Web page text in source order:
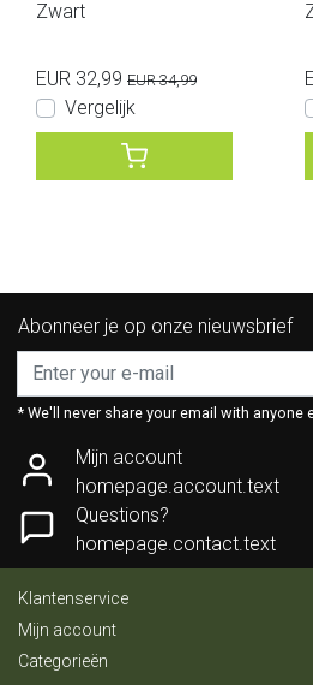
Zwart
EUR 32,99 EUR 34,99
Vergelijk
Abonneer je op onze nieuwsbrief
* We'll never share your email with anyone
Mijn account
homepage.account.text
Questions?
homepage.contact.text
Klantenservice
Mijn account
Categorieën